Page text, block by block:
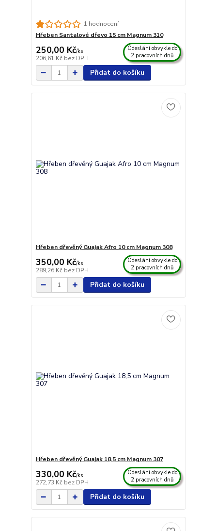
1 hodnocení
Hřeben Santalové dřevo 15 cm Magnum 310
250,00 Kč/ks
206,61 Kč bez DPH
Odeslání obvykle do
2 pracovních dnů
Přidat do košíku
Hřeben dřevěný Guajak Afro 10 cm Magnum 308
350,00 Kč/ks
289,26 Kč bez DPH
Odeslání obvykle do
2 pracovních dnů
Přidat do košíku
Hřeben dřevěný Guajak 18,5 cm Magnum 307
330,00 Kč/ks
272,73 Kč bez DPH
Odeslání obvykle do
2 pracovních dnů
Přidat do košíku